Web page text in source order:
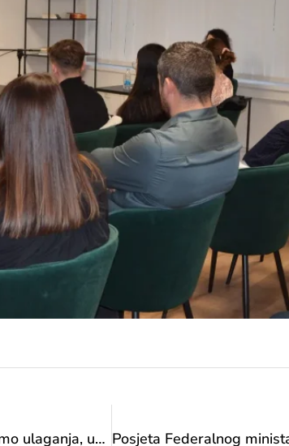
VIDEO Ministrica Sanja Vlaisavljević: Povećali smo ulaganja, unaprijedili infrastrukturu i podržali talentovane sportiste